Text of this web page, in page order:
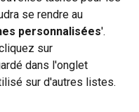
se rendre au
personnalisées'.
sur
dans l'onglet
sur d'autres listes.